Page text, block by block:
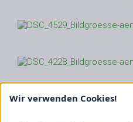
Wir verwenden Cookies!